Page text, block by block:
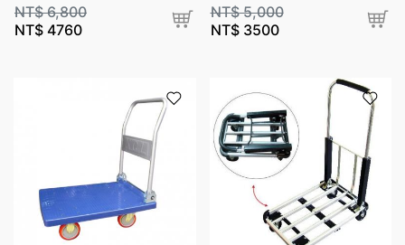
NT$6,800
NT$ 4760
NT$5,000
NT$3500